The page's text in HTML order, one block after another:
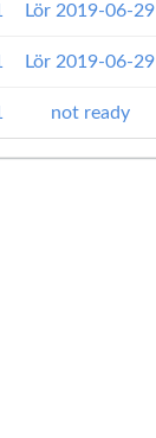
Lör 2019-06-29
Lör 2019-06-29
not ready